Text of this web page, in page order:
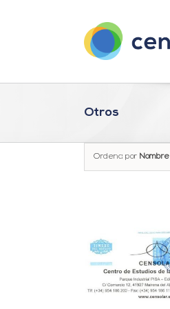
Otros
Ordena por Nombre